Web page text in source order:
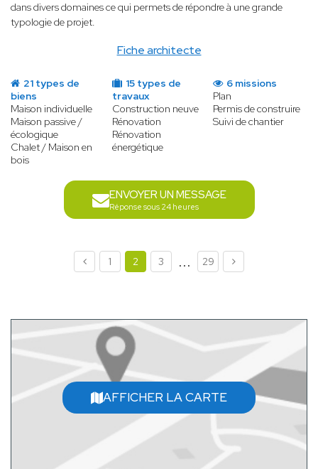
Fiche architecte
dans divers domaines ce qui permets de répondre à une grande
typologie de projet.
21 types de
biens
Maison individuelle
Maison passive /
écologique
Chalet / Maison en
bois
15 types de
travaux
Construction neuve
Rénovation
Rénovation
énergétique
6 missions
Plan
Permis de construire
Suivi de chantier
ENVOYER UN MESSAGE
Réponse sous 24 heures
1 2 3 ... 29
AFFICHER LA CARTE